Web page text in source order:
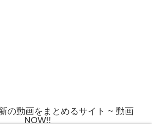
の動画をまとめるサイト ~ 動画
NOW!!